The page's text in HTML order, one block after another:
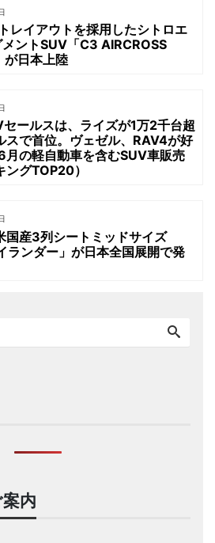
レイアウトを採用したシトロエ
メントSUV「C3 AIRCROSS
が日本上陸
ールスは、ライズが1万2千台超
スで首位。ヴェゼル、RAV4が好
の軽自動車を含むSUV車販売
ングTOP20）
国産3列シートミッドサイズ
ランダー」が日本全国展開で発
内